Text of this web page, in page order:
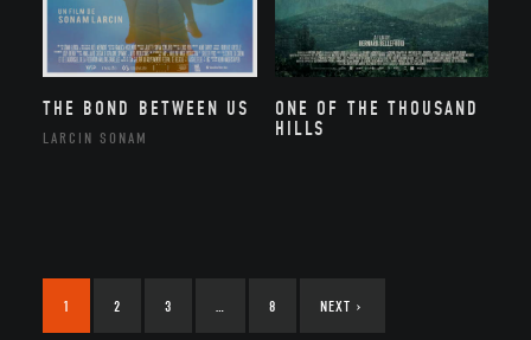
THE BOND BETWEEN US
LARCIN SONAM
ONE OF THE THOUSAND
HILLS
1 2 3 … 8 NEXT ›